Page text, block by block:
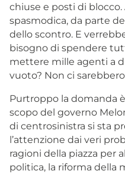
chiuse e posti di
spasmodica, da parte
dello scontro. E
bisogno di spendere
mettere mille agenti a
vuoto? Non ci
Purtroppo la domanda
scopo del governo
di centrosinistra si sta
l’attenzione dai veri
ragioni della piazza per
politica, la riforma della